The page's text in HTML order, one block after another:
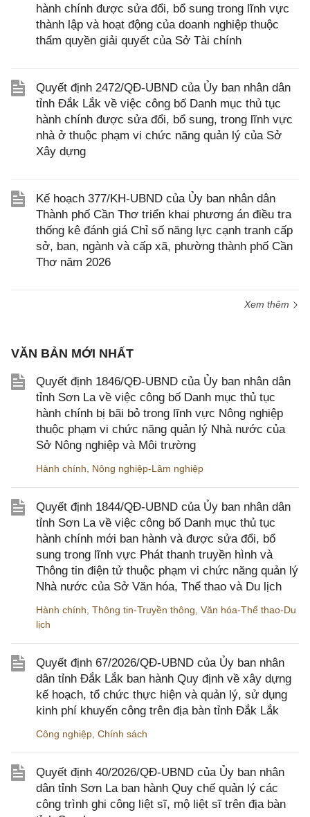
hành chính được sửa đổi, bổ sung trong lĩnh vực
thành lập và hoạt động của doanh nghiệp thuộc
thẩm quyền giải quyết của Sở Tài chính
Quyết định 2472/QĐ-UBND của Ủy ban nhân dân
tỉnh Đắk Lắk về việc công bố Danh mục thủ tục
hành chính được sửa đổi, bổ sung, trong lĩnh vực
nhà ở thuộc phạm vi chức năng quản lý của Sở
Xây dựng
Kế hoạch 377/KH-UBND của Ủy ban nhân dân
Thành phố Cần Thơ triển khai phương án điều tra
thống kê đánh giá Chỉ số năng lực cạnh tranh cấp
sở, ban, ngành và cấp xã, phường thành phố Cần
Thơ năm 2026
Xem thêm
VĂN BẢN MỚI NHẤT
Quyết định 1846/QĐ-UBND của Ủy ban nhân dân
tỉnh Sơn La về việc công bố Danh mục thủ tục
hành chính bị bãi bỏ trong lĩnh vực Nông nghiệp
thuộc phạm vi chức năng quản lý Nhà nước của
Sở Nông nghiệp và Môi trường
Hành chính Nông nghiệp-Lâm nghiệp
Quyết định 1844/QĐ-UBND của Ủy ban nhân dân
tỉnh Sơn La về việc công bố Danh mục thủ tục
hành chính mới ban hành và được sửa đổi, bổ
sung trong lĩnh vực Phát thanh truyền hình và
Thông tin điện tử thuộc phạm vi chức năng quản lý
Nhà nước của Sở Văn hóa, Thể thao và Du lịch
Hành chính Thông tin-Truyền thông Văn hóa-Thể thao-Du
lịch
Quyết định 67/2026/QĐ-UBND của Ủy ban nhân
dân tỉnh Đắk Lắk ban hành Quy định về xây dựng
kế hoạch, tổ chức thực hiện và quản lý, sử dụng
kinh phí khuyến công trên địa bàn tỉnh Đắk Lắk
Công nghiệp Chính sách
Quyết định 40/2026/QĐ-UBND của Ủy ban nhân
dân tỉnh Sơn La ban hành Quy chế quản lý các
công trình ghi công liệt sĩ, mộ liệt sĩ trên địa bàn